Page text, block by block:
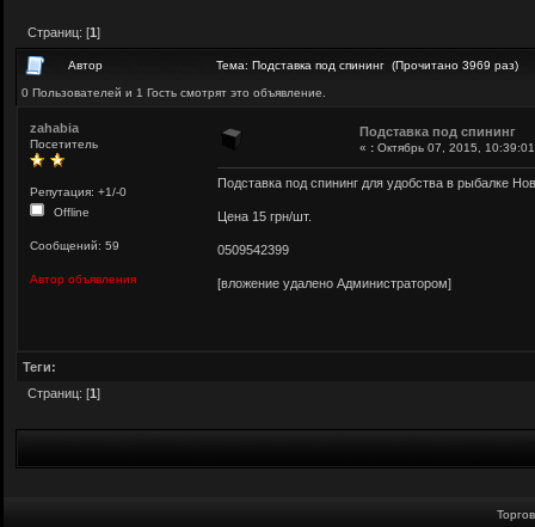
Страниц: [1]
Автор Тема: Подставка под спининг (Прочитано 3969 раз)
0 Пользователей и 1 Гость смотрят это объявление.
zahabia
Посетитель
Репутация: +1/-0
Offline
Сообщений: 59
Автор объявления
Подставка под спининг
« : Октябрь 07, 2015,
Подставка под спининг для удобства в рыбалке
Цена 15 грн/шт.
0509542399
[вложение удалено Администратором]
Теги:
Страниц: [1]